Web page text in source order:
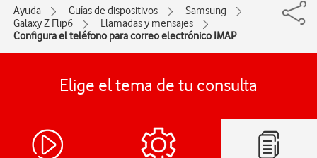
Ayuda Guías de dispositivos
Samsung
Galaxy Z Flip6
Llamadas y mensajes
Configura el teléfono para correo electrónico IMAP
Elige el tema de tu consulta